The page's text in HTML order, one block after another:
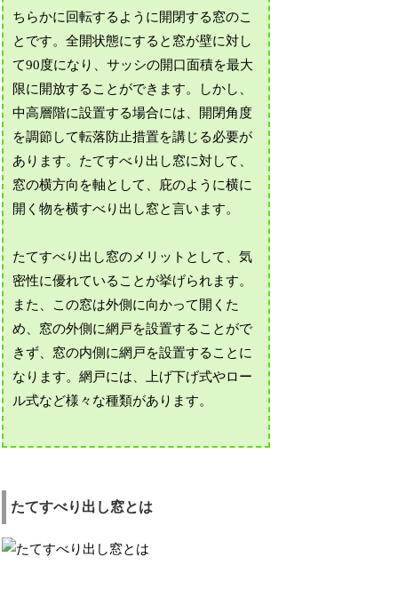
ちらかに回転するように開閉する窓のこ
とです。全開状態にすると窓が壁に対し
て90度になり、サッシの開口面積を最大
限に開放することができます。しかし、
中高層階に設置する場合には、開閉角度
を調節して転落防止措置を講じる必要が
あります。たてすべり出し窓に対して、
窓の横方向を軸として、庇のように横に
開く物を横すべり出し窓と言います。
たてすべり出し窓のメリットとして、気
密性に優れていることが挙げられます。
また、この窓は外側に向かって開くた
め、窓の外側に網戸を設置することがで
きず、窓の内側に網戸を設置することに
なります。網戸には、上げ下げ式やロー
ル式など様々な種類があります。
たてすべり出し窓とは